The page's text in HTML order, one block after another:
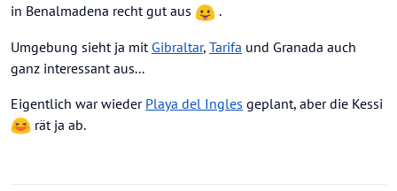
in Benalmadena recht gut aus
.
Umgebung sieht ja mit Gibraltar, Tarifa und Granada auch
ganz interessant aus...
Eigentlich war wieder Playa del Ingles geplant, aber die Kessi
rät ja ab.